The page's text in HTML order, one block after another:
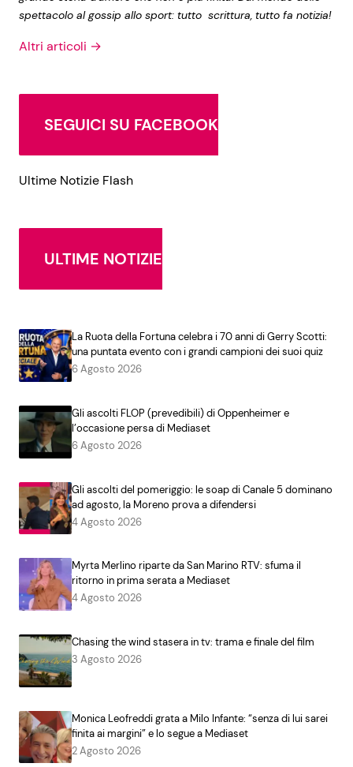
spettacolo al gossip allo sport: tutto scrittura, tutto fa notizia!
Altri articoli →
SEGUICI SU FACEBOOK
Ultime Notizie Flash
ULTIME NOTIZIE
La Ruota della Fortuna celebra i 70 anni di Gerry Scotti:
una puntata evento con i grandi campioni dei suoi quiz
6 Agosto 2026
Gli ascolti FLOP (prevedibili) di Oppenheimer e
l’occasione persa di Mediaset
6 Agosto 2026
Gli ascolti del pomeriggio: le soap di Canale 5 dominano
ad agosto, la Moreno prova a difendersi
4 Agosto 2026
Myrta Merlino riparte da San Marino RTV: sfuma il
ritorno in prima serata a Mediaset
4 Agosto 2026
Chasing the wind stasera in tv: trama e finale del film
3 Agosto 2026
Monica Leofreddi grata a Milo Infante: “senza di lui sarei
finita ai margini” e lo segue a Mediaset
2 Agosto 2026